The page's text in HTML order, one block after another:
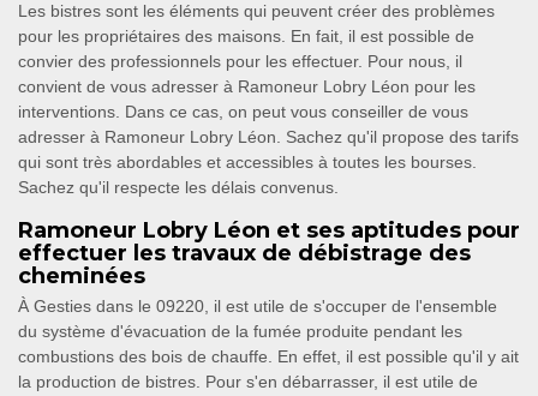
Les bistres sont les éléments qui peuvent créer des problèmes
pour les propriétaires des maisons. En fait, il est possible de
convier des professionnels pour les effectuer. Pour nous, il
convient de vous adresser à Ramoneur Lobry Léon pour les
interventions. Dans ce cas, on peut vous conseiller de vous
adresser à Ramoneur Lobry Léon. Sachez qu'il propose des tarifs
qui sont très abordables et accessibles à toutes les bourses.
Sachez qu'il respecte les délais convenus.
Ramoneur Lobry Léon et ses aptitudes pour
effectuer les travaux de débistrage des
cheminées
À Gesties dans le 09220, il est utile de s'occuper de l'ensemble
du système d'évacuation de la fumée produite pendant les
combustions des bois de chauffe. En effet, il est possible qu'il y ait
la production de bistres. Pour s'en débarrasser, il est utile de